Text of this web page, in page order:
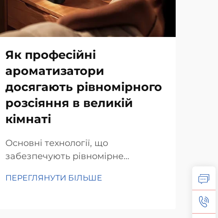
Як професійні
ароматизатори
досягають рівномірного
розсіяння в великій
кімнаті
Основні технології, що
забезпечують рівномірне
Технологія небулайзера для
ПЕРЕГЛЯНУТИ БІЛЬШЕ